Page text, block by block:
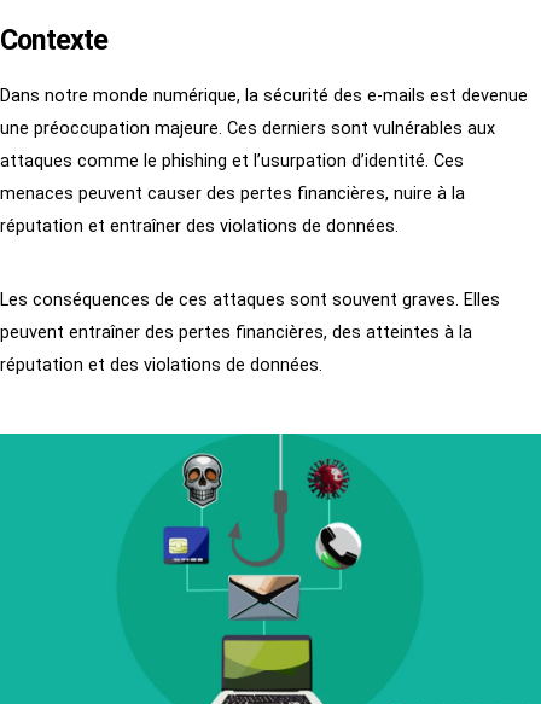
Contexte
Dans notre monde numérique, la sécurité des e-mails est devenue
une préoccupation majeure. Ces derniers sont vulnérables aux
attaques comme le phishing et l’usurpation d’identité. Ces
menaces peuvent causer des pertes financières, nuire à la
réputation et entraîner des violations de données.
Les conséquences de ces attaques sont souvent graves. Elles
peuvent entraîner des pertes financières, des atteintes à la
réputation et des violations de données.